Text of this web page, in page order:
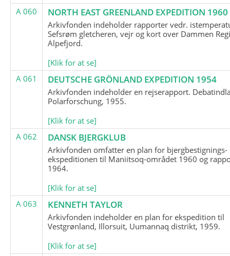
A 060
NORTH EAST GREENLAND EXPEDITION 1960
Arkivfonden indeholder rapporter vedr.
Sefsrøm gletcheren, vejr og kort over Dammen
Alpefjord.
[Klik for at se]
A 061
DEUTSCHE GRÖNLAND EXPEDITION 1954
Arkivfonden indeholder en rejserapport.
Polarforschung, 1955.
[Klik for at se]
A 062
DANSK BJERGKLUB
Arkivfonden omfatter en plan for bjergbestignings-
ekspeditionen til Maniitsoq-området 1960 og
1964.
[Klik for at se]
A 063
KENNETH TAYLOR
Arkivfonden indeholder en plan for ekspedition til
Vestgrønland, Illorsuit, Uumannaq distrikt, 1959.
[Klik for at se]